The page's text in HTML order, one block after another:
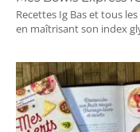
Recettes Ig Bas et tous
en maîtrisant son index